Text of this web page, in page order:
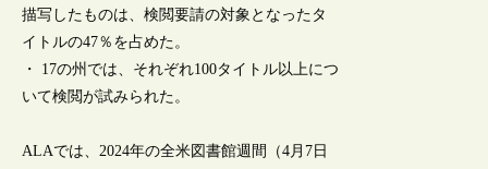
描写したものは、検閲要請の対象となったタ
イトルの47％を占めた。
・ 17の州では、それぞれ100タイトル以上につ
いて検閲が試みられた。
ALAでは、2024年の全米図書館週間（4月7日